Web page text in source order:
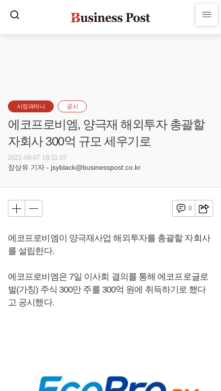
시장과머니 공시
에코프로비엠, 양극재 해외투자 총괄할
자회사 300억 규모 세우기로
2021-09-07 18:11:07
장상유 기자 - jsyblack@businesspost.co.kr
0
에코프로비엠이 양극재사업 해외투자를 총괄할 자회사
를 설립한다.
에코프로비엠은 7일 이사회 결의를 통해 에코프로글로
벌(가칭) 주식 300만 주를 300억 원에 취득하기로 했다
고 공시했다.